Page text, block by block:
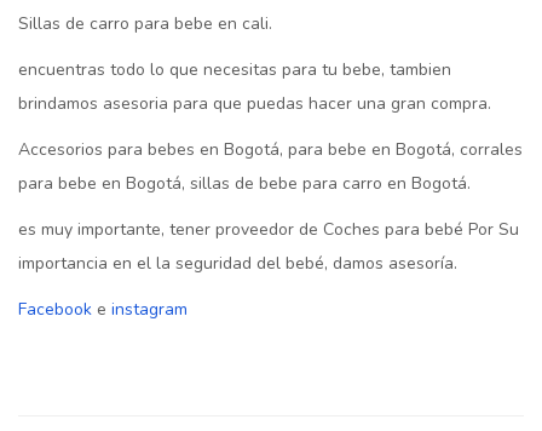
Sillas de carro para bebe en cali.
encuentras todo lo que necesitas para tu bebe, tambien
brindamos asesoria para que puedas hacer una gran compra.
Accesorios para bebes en Bogotá, para bebe en Bogotá, corrales
para bebe en Bogotá, sillas de bebe para carro en Bogotá.
es muy importante, tener proveedor de Coches para bebé Por Su
importancia en el la seguridad del bebé, damos asesoría.
Facebook e instagram